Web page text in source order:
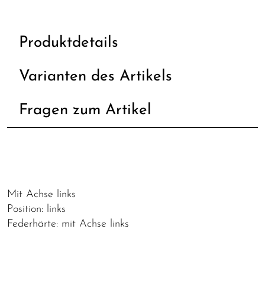
Produktdetails
Varianten des Artikels
Fragen zum Artikel
Mit Achse links
Position: links
Federhärte: mit Achse links